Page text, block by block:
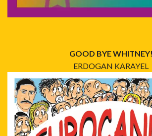
GOOD BYE WHITNEY!
ERDOGAN KARAYEL